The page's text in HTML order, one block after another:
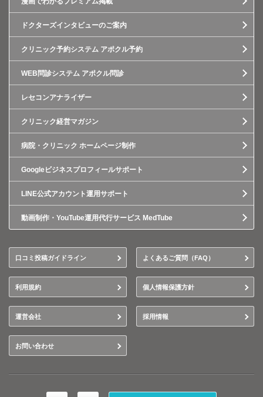
ドクターズインタビューのご案内
クリニック予約システム アポクル予約
WEB問診システム アポクル問診
レセコンアナライザー
クリニック経営マガジン
病院・クリニック ホームページ制作
Googleビジネスプロフィールサポート
LINE公式アカウント運用サポート
動画制作・YouTube運用代行サービス MedTube
口コミ投稿ガイドライン よくあるご質問（FAQ）
利用規約 個人情報保護方針
運営会社 採用情報
お問い合わせ